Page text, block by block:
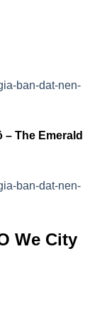
ban-dat-nen-
The Emerald
ban-dat-nen-
We City